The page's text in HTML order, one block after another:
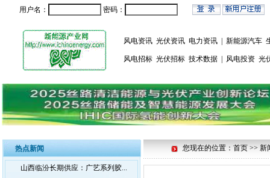
用户名： 密码：
风电资讯 光伏资讯 电力资讯 新能源汽车
风电招标 光伏招标 技术数据 风电投资 光
热点新闻
山西临汾长期供应：广艺系列胶...
您现在的位置：首页 >> 新